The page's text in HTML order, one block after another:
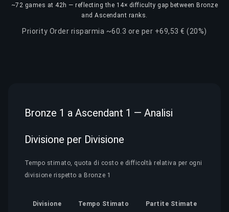
~72 games at 42h — reflecting the 14× difficulty gap between Bronze
and Ascendant ranks.
Priority Order risparmia ~60.3 ore per +69,53 € (20%)
Bronze 1 a Ascendant 1 — Analisi
Divisione per Divisione
Tempo stimato, quota di costo e difficoltà relativa per ogni
divisione rispetto a Bronze 1
Divisione Tempo Stimato Partite Stimate